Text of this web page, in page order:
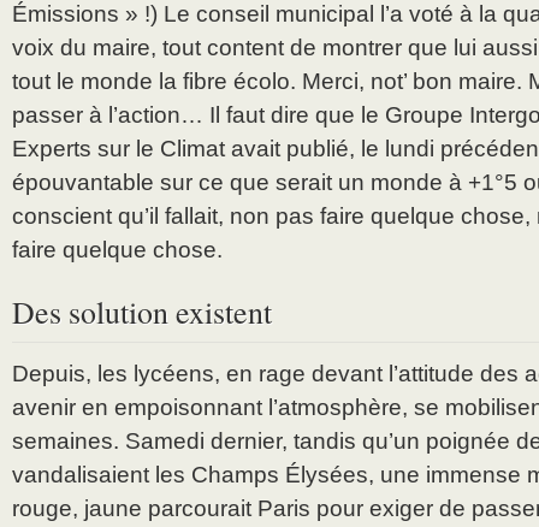
Émissions » !) Le conseil municipal l’a voté à la
voix du maire, tout content de montrer que lui
tout le monde la fibre écolo. Merci, not’ bon maire.
passer à l’action… Il faut dire que le Groupe
Experts sur le Climat avait publié, le lundi
épouvantable sur ce que serait un monde à +1°5
conscient qu’il fallait, non pas faire quelque
faire quelque chose.
Des solution existent
Depuis, les lycéens, en rage devant l’attitude des
avenir en empoisonnant l’atmosphère, se
semaines. Samedi dernier, tandis qu’un poignée
vandalisaient les Champs Élysées, une immense
rouge, jaune parcourait Paris pour exiger de